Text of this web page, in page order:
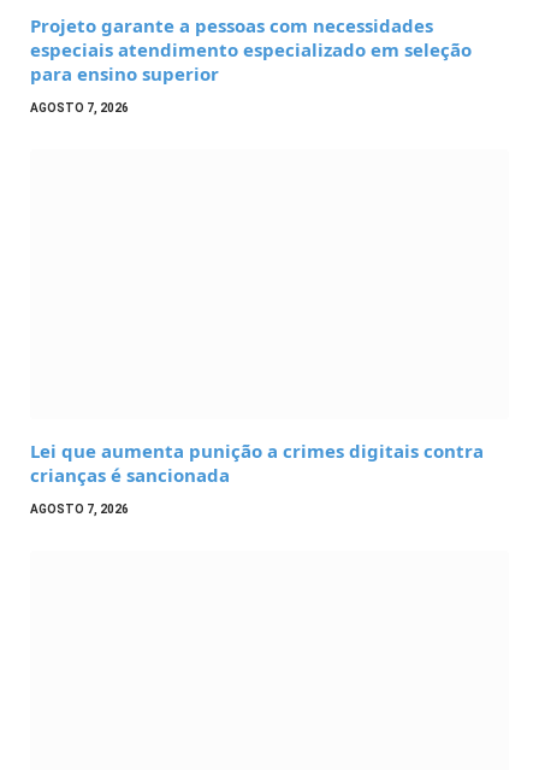
Projeto garante a pessoas com necessidades
especiais atendimento especializado em seleção
para ensino superior
AGOSTO 7, 2026
Lei que aumenta punição a crimes digitais contra
crianças é sancionada
AGOSTO 7, 2026